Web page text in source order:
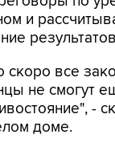
и
все
не смогут
-
доме.